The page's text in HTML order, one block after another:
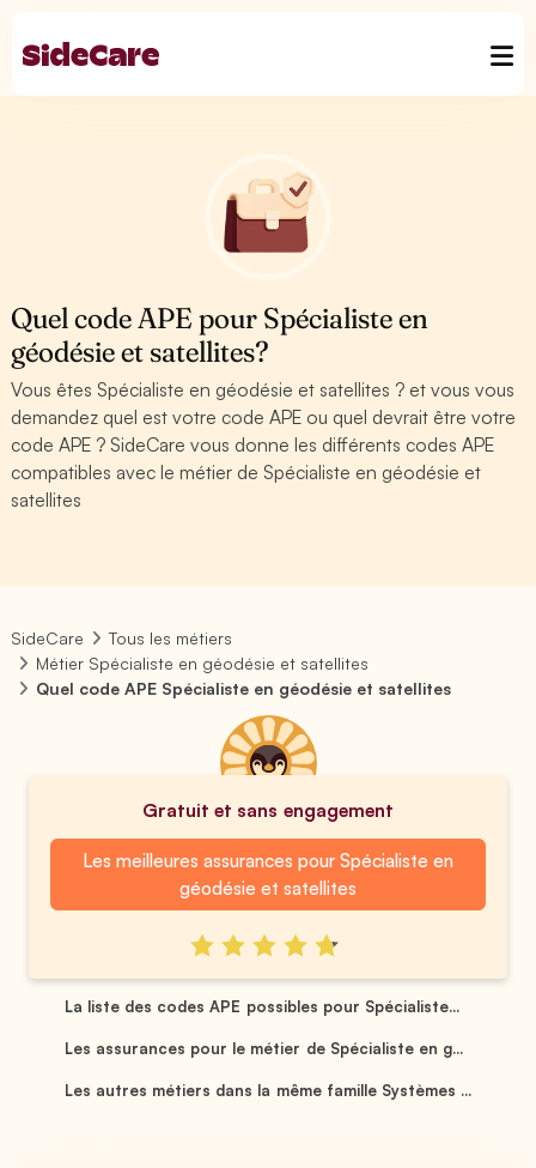
Quel code APE pour Spécialiste en
géodésie et satellites?
Vous êtes Spécialiste en géodésie et satellites ? et vous vous
demandez quel est votre code APE ou quel devrait être votre
code APE ? SideCare vous donne les différents codes APE
compatibles avec le métier de Spécialiste en géodésie et
satellites
SideCare
Tous les métiers
Métier Spécialiste en géodésie et satellites
Quel code APE Spécialiste en géodésie et satellites
Gratuit et sans engagement
Les meilleures assurances pour Spécialiste en
géodésie et satellites
La liste des codes APE possibles pour Spécialiste...
Les assurances pour le métier de Spécialiste en g...
Les autres métiers dans la même famille Systèmes ...